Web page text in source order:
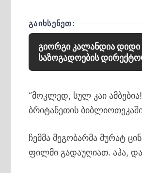
ᲒᲐᲘᲮᲡᲔᲜᲔᲗ:
გიორგი კალანდია
საზოგადოების
“მოკლედ, სულ კაი
ბრიტანეთის
ჩემმა მეგობარმა მურატ
ფილმი გადაუღიათ. აჰა,